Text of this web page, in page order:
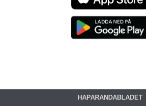
HAPARANDABLADET